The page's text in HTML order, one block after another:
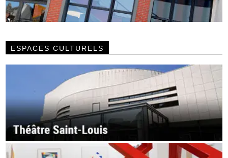
ESPACES CULTURELS